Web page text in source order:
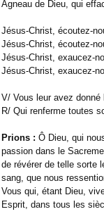
Agneau de Dieu, qui
Jésus-Christ, écoutez-
Jésus-Christ, écoutez-
Jésus-Christ, exaucez-
Jésus-Christ, exaucez-
V/ Vous leur avez donné
R/ Qui renferme toutes
Prions : Ô Dieu, qui
passion dans le
de révérer de telle sorte
sang, que nous
Vous qui, étant Dieu,
Esprit, dans tous les